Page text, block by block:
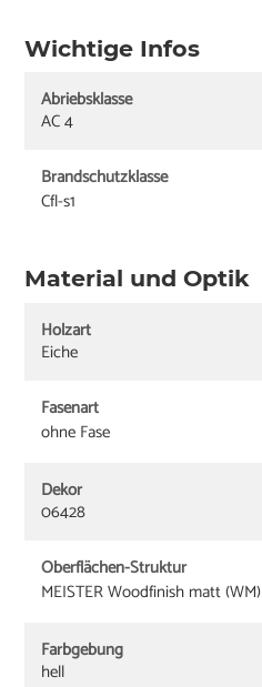
Wichtige Infos
Abriebsklasse
AC 4
Brandschutzklasse
Cfl-s1
Material und Optik
Holzart
Eiche
Fasenart
ohne Fase
Dekor
06428
Oberflächen-Struktur
MEISTER Woodfinish matt (WM)
Farbgebung
hell